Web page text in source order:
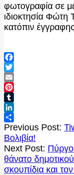
φωτογραφία σε
ιδιοκτησία Φώτη
κατόπιν
Facebook
Twitter
Email
Pinterest
Tumblr
LinkedIn
Μοιραστείτε
2020-
10-
09
Previous Post:
Βολιβία!
Next Post:
θάνατο
σκουπίδια και